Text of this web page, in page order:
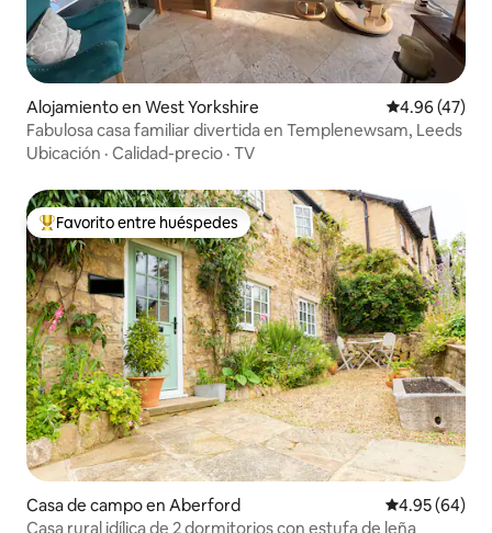
Alojamiento en West Yorkshire Calificación
4.96 (47)
Fabulosa casa familiar divertida en Templenewsam, Leeds
Ubicación · Calidad-precio · TV
Favorito entre huéspedes preferido
Favorito entre huéspedes
Casa de campo en Aberford Calificación
4.95 (64)
Casa rural idílica de 2 dormitorios con estufa de leña